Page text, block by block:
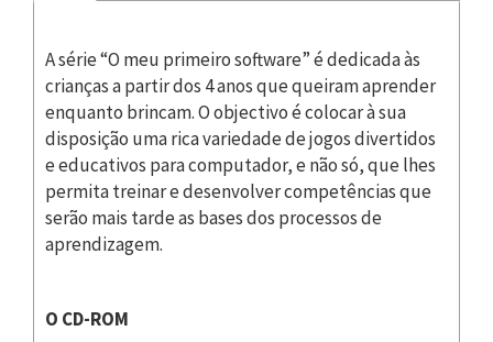
A série “O meu primeiro software” é dedicada às
crianças a partir dos 4 anos que queiram aprender
enquanto brincam. O objectivo é colocar à sua
disposição uma rica variedade de jogos divertidos
e educativos para computador, e não só, que lhes
permita treinar e desenvolver competências que
serão mais tarde as bases dos processos de
aprendizagem.
O CD-ROM